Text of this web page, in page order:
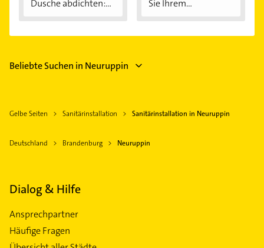
Dusche abdichten:...
Sie Ihrem...
Beliebte Suchen in Neuruppin
Gelbe Seiten Sanitärinstallation Sanitärinstallation in Neuruppin
Deutschland Brandenburg Neuruppin
Dialog & Hilfe
Ansprechpartner
Häufige Fragen